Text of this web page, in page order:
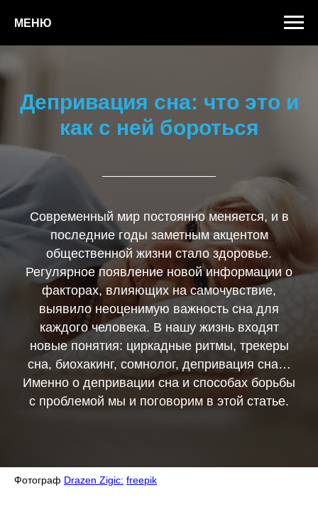
МЕНЮ
Депривация сна: что это и
как с ней бороться
Современный мир постоянно меняется, и в
последние годы заметным акцентом
общественной жизни стало здоровье.
Регулярное появление новой информации о
факторах, влияющих на самочувствие,
выявило неоценимую важность сна для
каждого человека. В нашу жизнь входят
новые понятия: циркадные ритмы, трекеры
сна, биохакинг, сомнолог, депривация сна…
Именно о депривации сна и способах борьбы
с проблемой мы и поговорим в этой статье.
Фотограф Drazen Zigic: freepik